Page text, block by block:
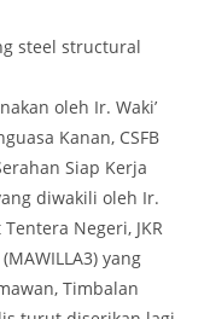
steel structural
oleh Ir. Waki’
Kanan, CSFB
Siap Kerja
diwakili oleh Ir.
Negeri, JKR
yang
Timbalan